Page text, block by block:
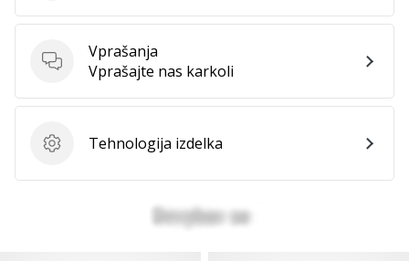
Vprašanja
Vprašanja
Vprašajte nas karkoli
Tehnologija izdelka
Tehnologija izdelka